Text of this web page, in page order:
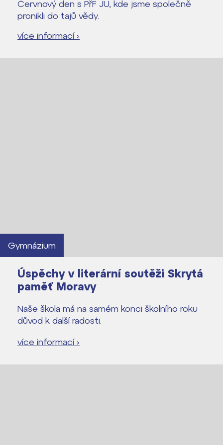
Červnový den s PřF JU, kde jsme společně
pronikli do tajů vědy.
více informací ›
Gymnázium
Úspěchy v literární soutěži Skrytá
paměť Moravy
Naše škola má na samém konci školního roku
důvod k další radosti.
více informací ›
Proč se stát žákem ZŠ ČAG
Proč se stát studentem Gymnázia
Kontakt